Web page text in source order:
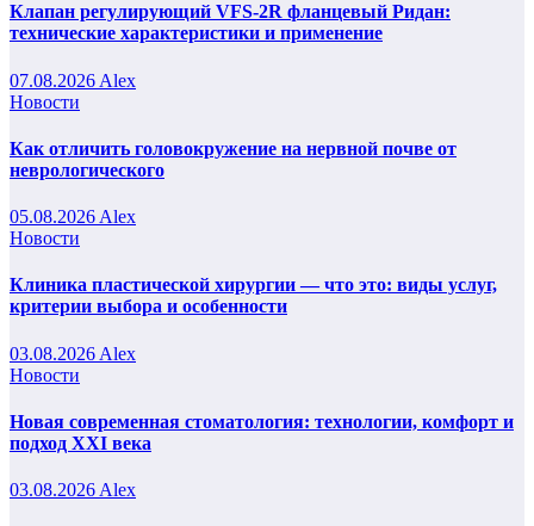
Клапан регулирующий VFS-2R фланцевый Ридан:
технические характеристики и применение
07.08.2026 Alex
Новости
Как отличить головокружение на нервной почве от
неврологического
05.08.2026 Alex
Новости
Клиника пластической хирургии — что это: виды услуг,
критерии выбора и особенности
03.08.2026 Alex
Новости
Новая современная стоматология: технологии, комфорт и
подход XXI века
03.08.2026 Alex